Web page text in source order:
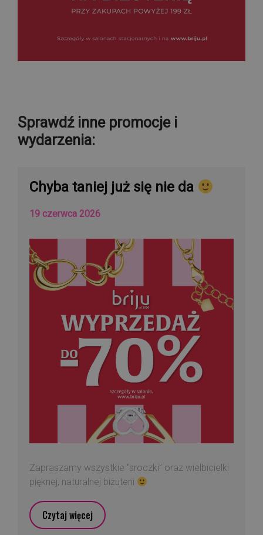
Sprawdź inne promocje i
wydarzenia:
Chyba taniej już się nie da
19 czerwca 2026
Zapraszamy wszystkie "sroczki" oraz wielbicielki
pięknej, naturalnej biżuterii
Czytaj więcej